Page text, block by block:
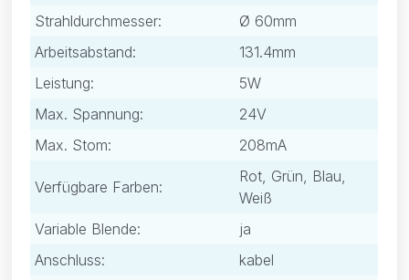
Strahldurchmesser:
Ø 60mm
Arbeitsabstand:
131.4mm
Leistung:
5W
Max. Spannung:
24V
Max. Stom:
208mA
Verfügbare Farben:
Rot, Grün, Blau,
Weiß
Variable Blende:
ja
Anschluss:
kabel